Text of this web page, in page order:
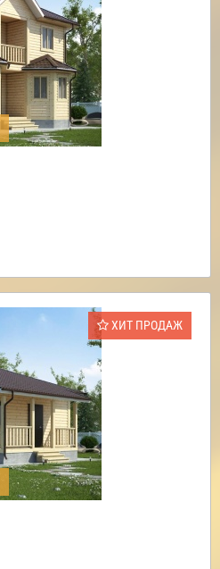
ХИТ ПРОДАЖ